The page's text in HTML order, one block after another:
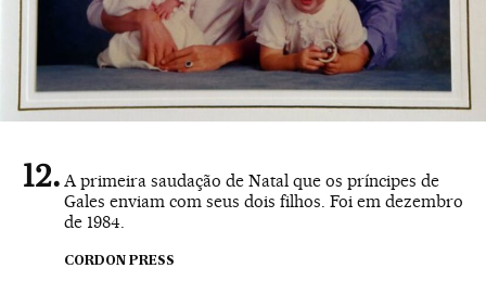
A primeira saudação de Natal que os príncipes de
Gales enviam com seus dois filhos. Foi em dezembro
de 1984.
CORDON PRESS